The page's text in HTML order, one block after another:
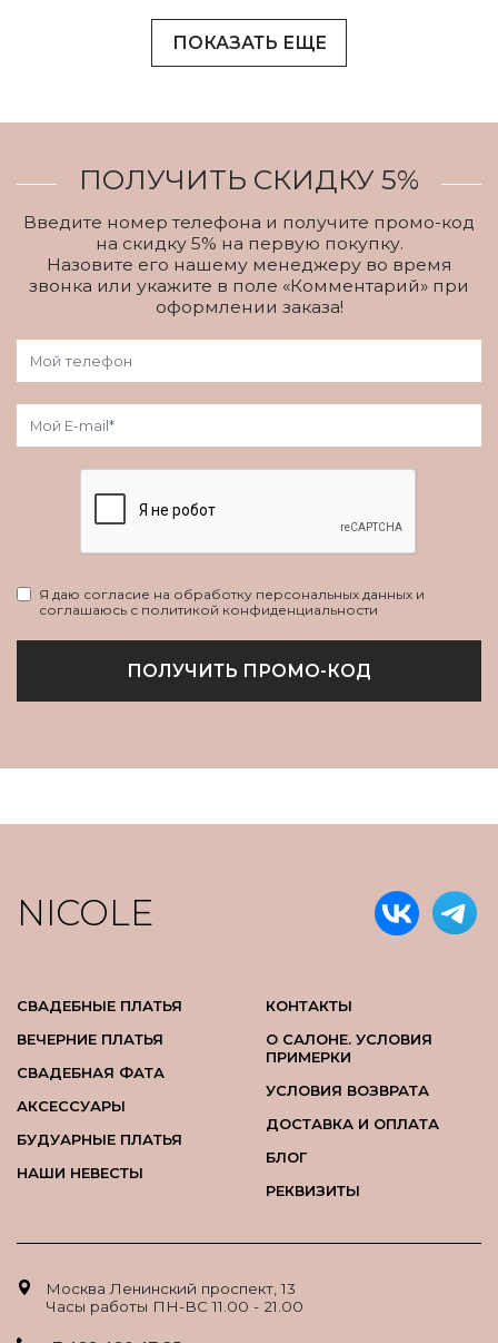
ПОКАЗАТЬ ЕЩЕ
ПОЛУЧИТЬ СКИДКУ 5%
Введите номер телефона и получите промо-код
на скидку 5% на первую покупку.
Назовите его нашему менеджеру во время
звонка или укажите в поле «Комментарий» при
оформлении заказа!
Я даю согласие на обработку персональных данных и
соглашаюсь с политикой конфиденциальности
ПОЛУЧИТЬ ПРОМО-КОД
NICOLE
СВАДЕБНЫЕ ПЛАТЬЯ
ВЕЧЕРНИЕ ПЛАТЬЯ
СВАДЕБНАЯ ФАТА
АКСЕССУАРЫ
БУДУАРНЫЕ ПЛАТЬЯ
НАШИ НЕВЕСТЫ
КОНТАКТЫ
О САЛОНЕ. УСЛОВИЯ
ПРИМЕРКИ
УСЛОВИЯ ВОЗВРАТА
ДОСТАВКА И ОПЛАТА
БЛОГ
РЕКВИЗИТЫ
Москва Ленинский проспект, 13
Часы работы ПН-ВС 11.00 - 21.00